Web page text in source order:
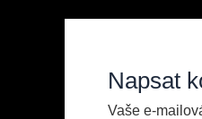
příspěvek
Napsat
Vaše e-